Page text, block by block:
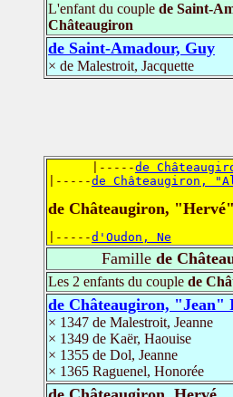
L'enfant du couple de Saint-
Châteaugiron
de Saint-Amadour, Guy
× de Malestroit, Jacquette
      |-----
de
|-----de Châteaugiron,
de Châteaugiron,
|-----d'Oudon, Ne
Famille de
Les 2 enfants du couple de
de Châteaugiron, "Jean"
× 1347 de Malestroit, Jeanne
× 1349 de Kaër, Haouise
× 1355 de Dol, Jeanne
× 1365 Raguenel, Honorée